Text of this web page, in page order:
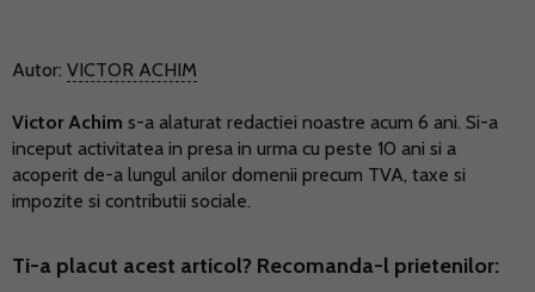
Autor: VICTOR ACHIM
Victor Achim s-a alaturat redactiei noastre acum 6 ani. Si-a
inceput activitatea in presa in urma cu peste 10 ani si a
acoperit de-a lungul anilor domenii precum TVA, taxe si
impozite si contributii sociale.
Ti-a placut acest articol? Recomanda-l prietenilor: